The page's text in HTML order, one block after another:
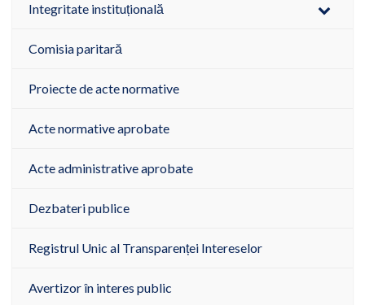
Integritate instituțională
Comisia paritară
Proiecte de acte normative
Acte normative aprobate
Acte administrative aprobate
Dezbateri publice
Registrul Unic al Transparenței Intereselor
Avertizor în interes public